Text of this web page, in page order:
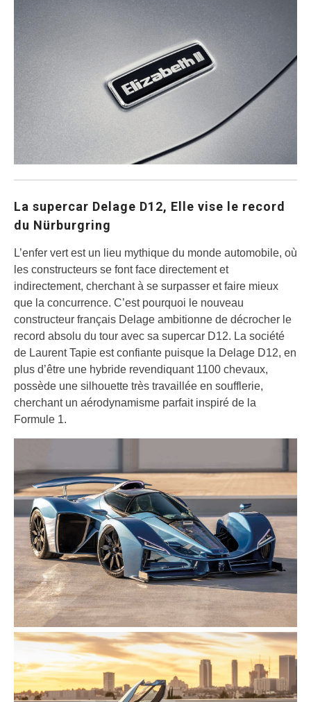
La supercar Delage D12, Elle vise le record
du Nürburgring
L’enfer vert est un lieu mythique du monde automobile, où
les constructeurs se font face directement et
indirectement, cherchant à se surpasser et faire mieux
que la concurrence. C’est pourquoi le nouveau
constructeur français Delage ambitionne de décrocher le
record absolu du tour avec sa supercar D12. La société
de Laurent Tapie est confiante puisque la Delage D12, en
plus d’être une hybride revendiquant 1100 chevaux,
possède une silhouette très travaillée en soufflerie,
cherchant un aérodynamisme parfait inspiré de la
Formule 1.